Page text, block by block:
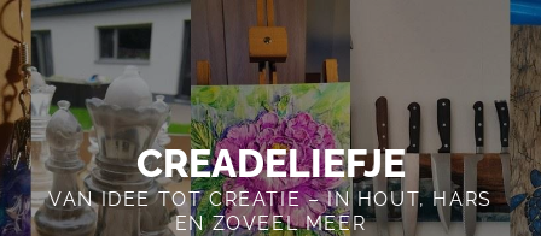
Skip
to
content
CREADELIEFJE
VAN IDEE TOT CREATIE – IN HOUT, HARS
EN ZOVEEL MEER